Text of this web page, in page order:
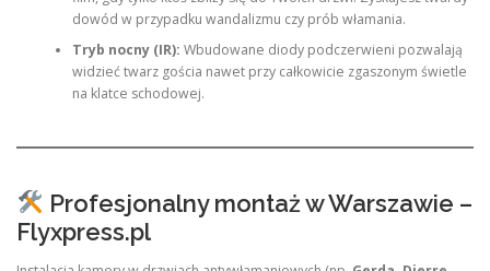
dowód w przypadku wandalizmu czy prób włamania.
Tryb nocny (IR): Wbudowane diody podczerwieni pozwalają
widzieć twarz gościa nawet przy całkowicie zgaszonym świetle
na klatce schodowej.
Profesjonalny montaż w Warszawie –
Flyxpress.pl